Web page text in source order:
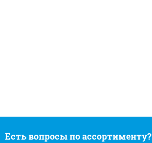
Есть вопросы по ассортименту?